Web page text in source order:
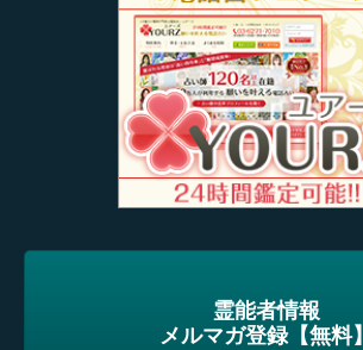
霊能者情報
メルマガ登録【無料】